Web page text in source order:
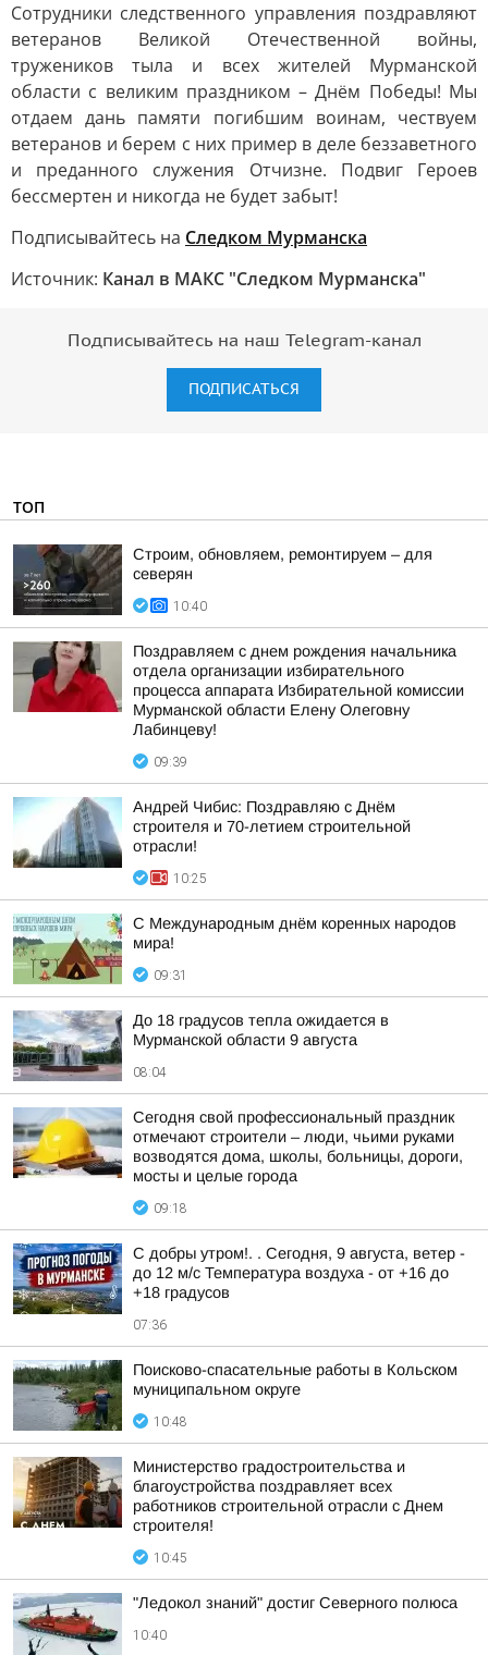
Сотрудники следственного управления поздравляют
ветеранов Великой Отечественной войны,
тружеников тыла и всех жителей Мурманской
области с великим праздником – Днём Победы! Мы
отдаем дань памяти погибшим воинам, чествуем
ветеранов и берем с них пример в деле беззаветного
и преданного служения Отчизне. Подвиг Героев
бессмертен и никогда не будет забыт!
Подписывайтесь на Следком Мурманска
Источник: Канал в МАКС "Следком Мурманска"
Подписывайтесь на наш Telegram-канал
ПОДПИСАТЬСЯ
ТОП
Строим, обновляем, ремонтируем – для
северян
10:40
Поздравляем с днем рождения начальника
отдела организации избирательного
процесса аппарата Избирательной комиссии
Мурманской области Елену Олеговну
Лабинцеву!
09:39
Андрей Чибис: Поздравляю с Днём
строителя и 70-летием строительной
отрасли!
10:25
С Международным днём коренных народов
мира!
09:31
До 18 градусов тепла ожидается в
Мурманской области 9 августа
08:04
Сегодня свой профессиональный праздник
отмечают строители – люди, чьими руками
возводятся дома, школы, больницы, дороги,
мосты и целые города
09:18
С добры утром!. . Сегодня, 9 августа, ветер -
до 12 м/с Температура воздуха - от +16 до
+18 градусов
07:36
Поисково-спасательные работы в Кольском
муниципальном округе
10:48
Министерство градостроительства и
благоустройства поздравляет всех
работников строительной отрасли с Днем
строителя!
10:45
"Ледокол знаний" достиг Северного полюса
10:40